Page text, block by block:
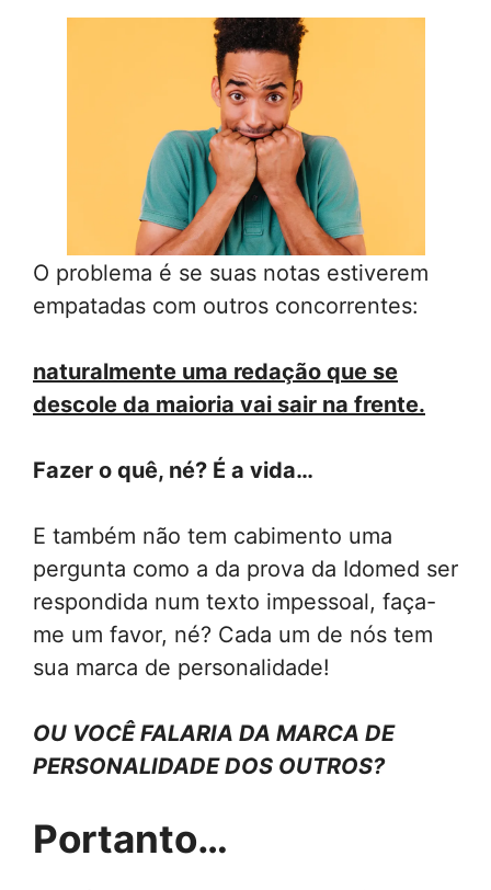
O problema é se suas notas estiverem
empatadas com outros concorrentes:
naturalmente uma redação que se
descole da maioria vai sair na frente.
Fazer o quê, né? É a vida…
E também não tem cabimento uma
pergunta como a da prova da Idomed ser
respondida num texto impessoal, faça-
me um favor, né? Cada um de nós tem
sua marca de personalidade!
OU VOCÊ FALARIA DA MARCA DE
PERSONALIDADE DOS OUTROS?
Portanto…